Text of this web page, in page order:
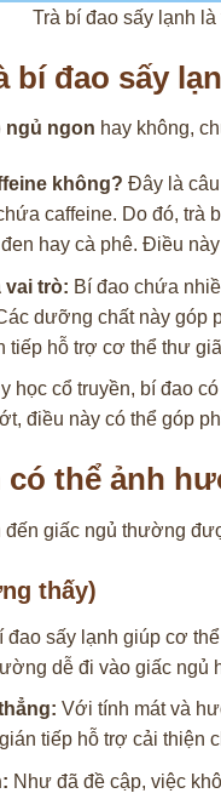
Trà bí đao sấy lạnh
bí đao sấy
ngủ ngon hay không,
không? Đây là
caffeine. Do đó, trà
hay cà phê. Điều
vai trò: Bí đao chứa
dưỡng chất này góp
tiếp hỗ trợ cơ thể thư
học cổ truyền, bí đao
điều này có thể góp
có thể ảnh
đến giấc ngủ thường
thấy)
đao sấy lạnh giúp cơ
dễ đi vào giấc ngủ
Với tính mát và
tiếp hỗ trợ cải thiện
Như đã đề cập, việc